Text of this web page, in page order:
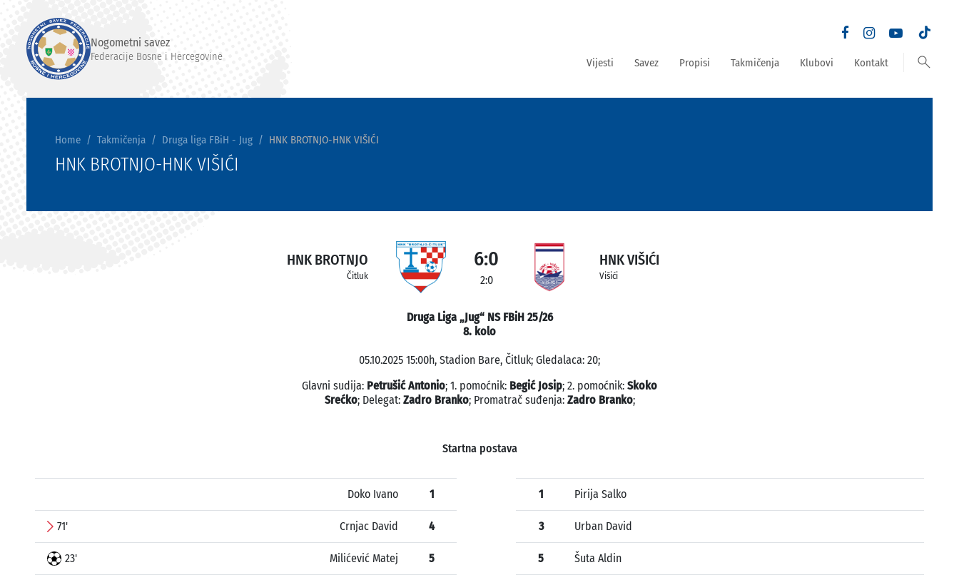
Nogometni savez
Federacije Bosne i Hercegovine Vijesti Savez Propisi Takmičenja Klubovi Kontakt search
Home Takmičenja Druga liga FBiH - Jug HNK BROTNJO-HNK VIŠIĆI
HNK BROTNJO-HNK VIŠIĆI
HNK BROTNJO
Čitluk
6:0
2:0
HNK VIŠIĆI
Višići
Druga Liga „Jug“ NS FBiH 25/26
8. kolo
05.10.2025 15:00h, Stadion Bare, Čitluk; Gledalaca: 20;
Glavni sudija: Petrušić Antonio; 1. pomoćnik: Begić Josip; 2. pomoćnik: Skoko
Srećko; Delegat: Zadro Branko; Promatrač suđenja: Zadro Branko;
Startna postava
Doko Ivano 1
71' Crnjac David 4
23' Milićević Matej 5
1 Pirija Salko
3 Urban David
5 Šuta Aldin